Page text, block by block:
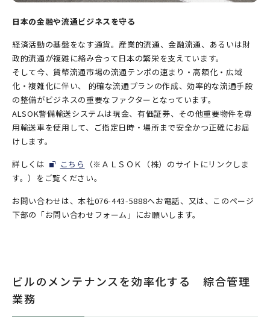
日本の金融や流通ビジネスを守る
経済活動の基盤をなす通貨。産業的流通、金融流通、あるいは財
政的流通が複雑に絡み合って日本の繁栄を支えています。
そして今、貨幣流通市場の流通テンポの速まり・高額化・広域
化・複雑化に伴い、 的確な流通プランの作成、効率的な流通手段
の整備がビジネスの重要なファクターとなっています。
ALSOK警備輸送システムは現金、有価証券、その他重要物件を専
用輸送車を使用して、ご指定日時・場所まで安全かつ正確にお届
けします。
詳しくは
こちら
（※ＡＬＳＯＫ（株）のサイトにリンクしま
す。）をご覧ください。
お問い合わせは、本社076-443-5888へお電話、又は、このページ
下部の「お問い合わせフォーム」にお願いします。
ビルのメンテナンスを効率化する 綜合管理
業務